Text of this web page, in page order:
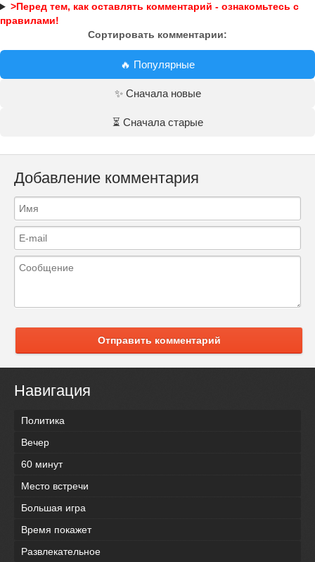
>Перед тем, как оставлять комментарий - ознакомьтесь с
правилами!
Сортировать комментарии:
🔥 Популярные
✨ Сначала новые
⏳ Сначала старые
Добавление комментария
Отправить комментарий
Навигация
Политика
Вечер
60 минут
Место встречи
Большая игра
Время покажет
Развлекательное